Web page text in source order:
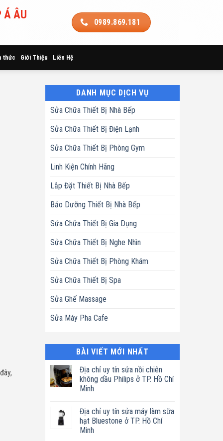
Á ÂU
0989.869.181
thức Giới Thiệu Liên Hệ
DANH MỤC DỊCH VỤ
Sửa Chữa Thiết Bị Nhà Bếp
Sửa Chữa Thiết Bị Điện Lạnh
Sửa Chữa Thiết Bị Phòng Gym
Linh Kiện Chính Hãng
Lắp Đặt Thiết Bị Nhà Bếp
Bảo Dưỡng Thiết Bị Nhà Bếp
Sửa Chữa Thiết Bị Gia Dụng
Sửa Chữa Thiết Bị Nghe Nhìn
Sửa Chữa Thiết Bị Phòng Khám
Sửa Chữa Thiết Bị Spa
Sửa Ghế Massage
Sửa Máy Pha Cafe
BÀI VIẾT MỚI NHẤT
Địa chỉ uy tín sửa nồi chiên
không dầu Philips ở TP. Hồ Chí
Minh
bình
luận
ở
Địa
Địa chỉ uy tín sửa máy làm sữa
hạt Bluestone ở TP. Hồ Chí
Minh